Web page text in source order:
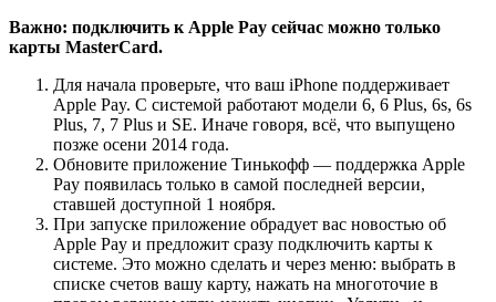
Важно: подключить к Apple Pay сейчас можно только
карты MasterCard.
Для начала проверьте, что ваш iPhone поддерживает
Apple Pay. С системой работают модели 6, 6 Plus, 6s, 6s
Plus, 7, 7 Plus и SE. Иначе говоря, всё, что выпущено
позже осени 2014 года.
Обновите приложение Тинькофф — поддержка Apple
Pay появилась только в самой последней версии,
ставшей доступной 1 ноября.
При запуске приложение обрадует вас новостью об
Apple Pay и предложит сразу подключить карты к
системе. Это можно сделать и через меню: выбрать в
списке счетов вашу карту, нажать на многоточие в